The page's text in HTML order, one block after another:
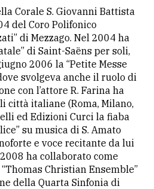
Corale S. Giovanni Battista
del Coro Polifonico
di Mezzago. Nel 2004 ha
di Saint-Saëns per soli,
2006 la “Petite Messe
svolgeva anche il ruolo di
con l’attore R. Farina ha
città italiane (Roma, Milano,
ed Edizioni Curci la fiaba
su musica di S. Amato
e voce recitante da lui
ha collaborato come
Christian Ensemble”
della Quarta Sinfonia di